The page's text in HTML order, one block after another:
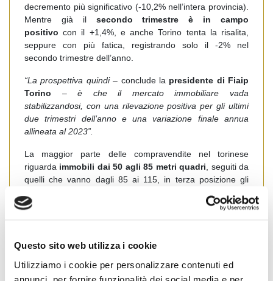
Questo sito web utilizza i cookie
Utilizziamo i cookie per personalizzare contenuti ed
decremento più significativo (-10,2% nell’intera provincia).
Mentre già il secondo trimestre è in campo
positivo con il +1,4%, e anche Torino tenta la risalita,
seppure con più fatica, registrando solo il -2% nel
secondo trimestre dell’anno.
“La prospettiva quindi– conclude la presidente di Fiaip
Torino –è che il mercato immobiliare vada
stabilizzandosi, con una rilevazione positiva per gli ultimi
due trimestri dell’anno e una variazione finale annua
allineata al 2023”.
La maggior parte delle compravendite nel torinese
riguarda immobili dai 50 agli 85 metri quadri, seguiti da
quelli che vanno dagli 85 ai 115, in terza posizione gli
segue la stessa dinamica ma in terza posizione ci sono le
abitazioni sopra i 145 mq seguiti da quelli tra i 115 e 145
Un altro aspetto da sottolineare è che questa